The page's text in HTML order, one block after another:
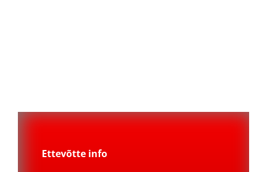
Ettevõtte info